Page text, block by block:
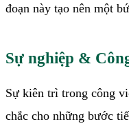
đoạn này tạo nên một
Sự nghiệp &
Sự kiên trì trong công
chắc cho những bước